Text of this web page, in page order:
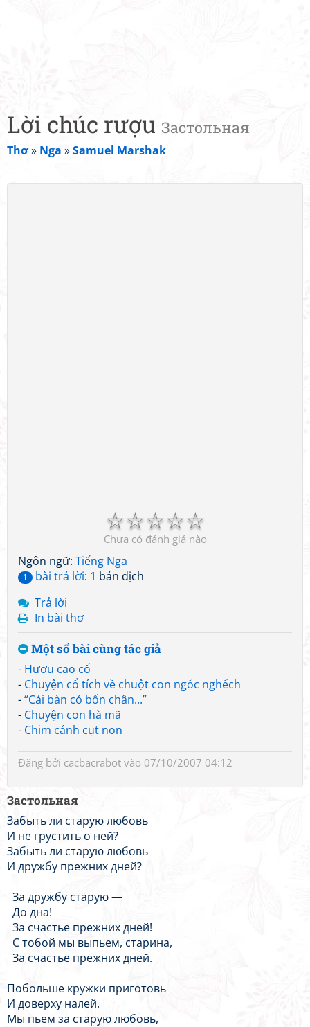
Lời chúc rượu Застольная
Thơ» Nga »Samuel Marshak
☆
☆
☆
☆
☆
Chưa có đánh giá nào
Ngôn ngữ: Tiếng Nga
1 bài trả lời: 1 bản dịch
Trả lời
In bài thơ
Một số bài cùng tác giả
- Hươu cao cổ
- Chuyện cổ tích về chuột con ngốc nghếch
-“Cái bàn có bốn chân...”
- Chuyện con hà mã
- Chim cánh cụt non
Đăng bởi cacbacrabot vào 07/10/2007 04:12
Застольная
Забыть ли старую любовь
И не грустить о ней?
Забыть ли старую любовь
И дружбу прежних дней?
За дружбу старую —
До дна!
За счастье прежних дней!
С тобой мы выпьем, старина,
За счастье прежних дней.
Побольше кружки приготовь
И доверху налей.
Мы пьем за старую любовь,